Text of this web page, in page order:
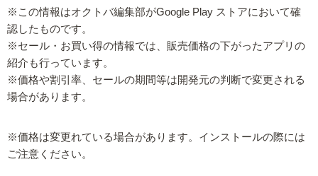
※この情報はオクトバ編集部がGoogle Play ストアにおいて確
認したものです。
※セール・お買い得の情報では、販売価格の下がったアプリの
紹介も行っています。
※価格や割引率、セールの期間等は開発元の判断で変更される
場合があります。
※価格は変更れている場合があります。インストールの際には
ご注意ください。